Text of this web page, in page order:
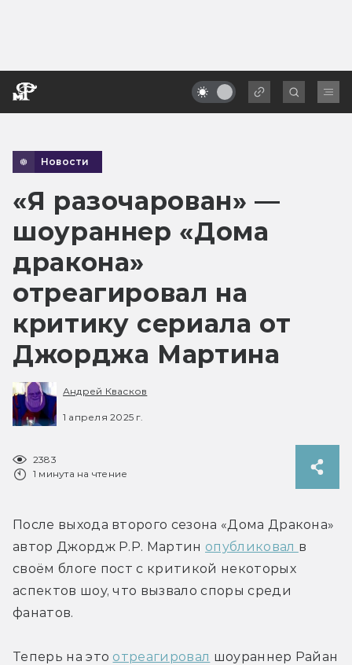
Новости
«Я разочарован» —
шоураннер «Дома
дракона»
отреагировал на
критику сериала от
Джорджа Мартина
Андрей Квасков
1 апреля 2025 г.
2383
1 минута на чтение
После выхода второго сезона «Дома Дракона»
автор Джордж Р.Р. Мартин опубликовал в
своём блоге пост с критикой некоторых
аспектов шоу, что вызвало споры среди
фанатов.
Теперь на это отреагировал шоураннер Райан